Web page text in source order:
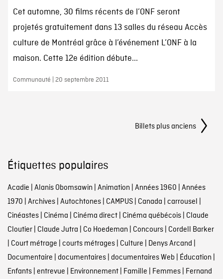
Cet automne, 30 films récents de l’ONF seront
projetés gratuitement dans 13 salles du réseau Accès
culture de Montréal grâce à l’événement L’ONF à la
maison. Cette 12e édition débute...
Communauté | 20 septembre 2011
Billets plus anciens
Étiquettes populaires
Acadie | Alanis Obomsawin | Animation | Années 1960 | Années
1970 | Archives| Autochtones| CAMPUS| Canada | carrousel |
Cinéastes| Cinéma | Cinéma direct| Cinéma québécois| Claude
Cloutier| Claude Jutra | Co Hoedeman | Concours| Cordell Barker
| Court métrage | courts métrages| Culture | Denys Arcand |
Documentaire | documentaires| documentaires Web | Éducation |
Enfants| entrevue | Environnement| Famille | Femmes| Fernand